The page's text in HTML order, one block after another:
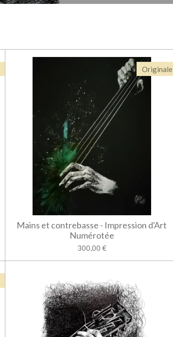
Originale
Mains et contrebasse - Impression d'Art
Numérotée
300,00 €